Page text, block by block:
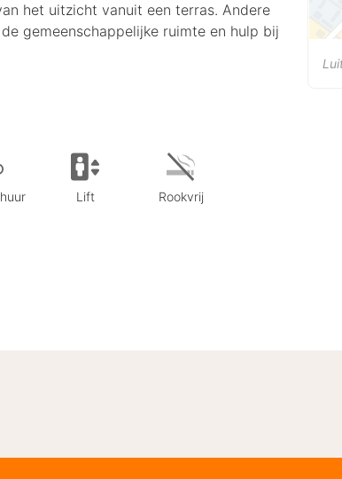
het uitzicht vanuit een terras. Andere
gemeenschappelijke ruimte en hulp bij
Lift Rookvrij